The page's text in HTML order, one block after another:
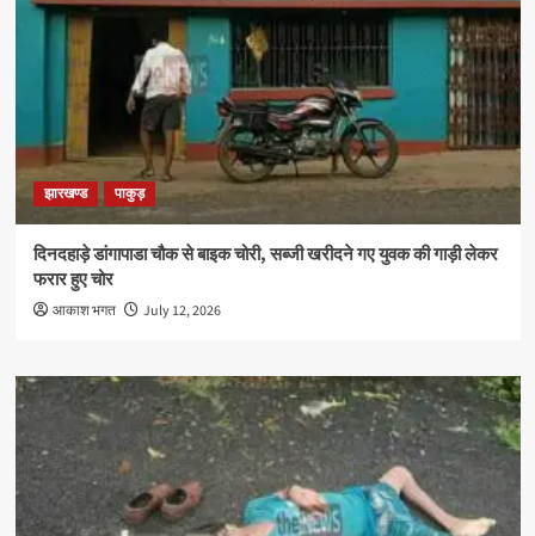
झारखण्ड पाकुड़
दिनदहाड़े डांगापाडा चौक से बाइक चोरी, सब्जी खरीदने गए युवक की गाड़ी लेकर
फरार हुए चोर
आकाश भगत July 12, 2026